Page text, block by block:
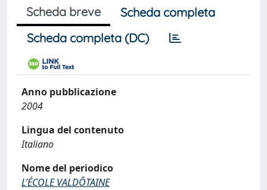
Scheda breve
Scheda completa
Scheda completa (DC)
Anno pubblicazione
2004
Lingua del contenuto
Italiano
Nome del periodico
L’ÉCOLE VALDÔTAINE